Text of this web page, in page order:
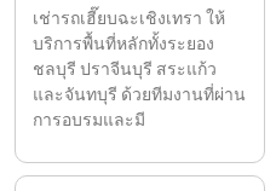
เช่ารถเฮี๊ยบฉะเชิงเทรา ให้
บริการพื้นที่หลักทั้งระยอง
ชลบุรี ปราจีนบุรี สระแก้ว
และจันทบุรี ด้วยทีมงานที่ผ่าน
การอบรมและมี